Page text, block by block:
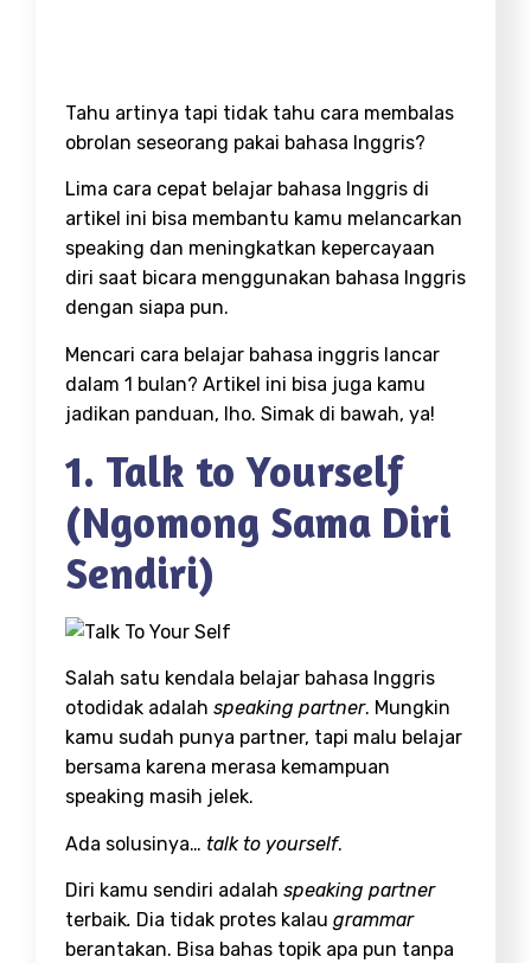
Tahu artinya tapi tidak tahu cara membalas
obrolan seseorang pakai bahasa Inggris?
Lima cara cepat belajar bahasa Inggris di
artikel ini bisa membantu kamu melancarkan
speaking dan meningkatkan kepercayaan
diri saat bicara menggunakan bahasa Inggris
dengan siapa pun.
Mencari cara belajar bahasa inggris lancar
dalam 1 bulan? Artikel ini bisa juga kamu
jadikan panduan, lho. Simak di bawah, ya!
1. Talk to Yourself
(Ngomong Sama Diri
Sendiri)
Salah satu kendala belajar bahasa Inggris
otodidak adalah speaking partner. Mungkin
kamu sudah punya partner, tapi malu belajar
bersama karena merasa kemampuan
speaking masih jelek.
Ada solusinya… talk to yourself.
Diri kamu sendiri adalah speaking partner
terbaik. Dia tidak protes kalau grammar
berantakan. Bisa bahas topik apa pun tanpa